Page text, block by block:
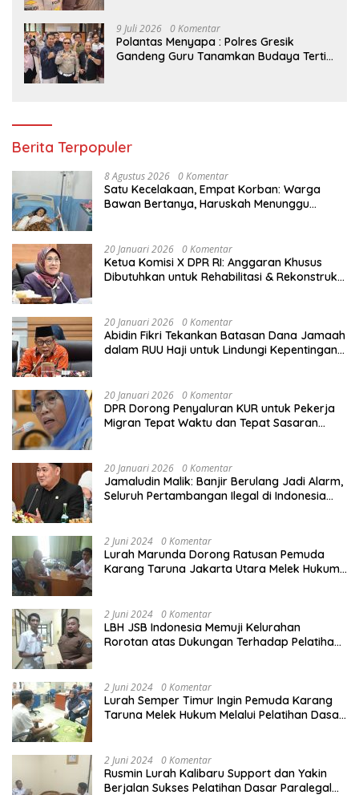
9 Juli 2026 0 Komentar
Polantas Menyapa : Polres Gresik
Gandeng Guru Tanamkan Budaya Tertib
Berita Terpopuler
8 Agustus 2026 0 Komentar
Satu Kecelakaan, Empat Korban: Warga
Bawan Bertanya, Haruskah Menunggu
20 Januari 2026 0 Komentar
Ketua Komisi X DPR RI: Anggaran Khusus
Dibutuhkan untuk Rehabilitasi & Rekonstruksi
20 Januari 2026 0 Komentar
Abidin Fikri Tekankan Batasan Dana Jamaah
dalam RUU Haji untuk Lindungi Kepentingan
20 Januari 2026 0 Komentar
DPR Dorong Penyaluran KUR untuk Pekerja
Migran Tepat Waktu dan Tepat Sasaran
20 Januari 2026 0 Komentar
Jamaludin Malik: Banjir Berulang Jadi Alarm,
Seluruh Pertambangan Ilegal di Indonesia
2 Juni 2024 0 Komentar
Lurah Marunda Dorong Ratusan Pemuda
Karang Taruna Jakarta Utara Melek Hukum
2 Juni 2024 0 Komentar
LBH JSB Indonesia Memuji Kelurahan
Rorotan atas Dukungan Terhadap Pelatihan
2 Juni 2024 0 Komentar
Lurah Semper Timur Ingin Pemuda Karang
Taruna Melek Hukum Melalui Pelatihan Dasar
2 Juni 2024 0 Komentar
Rusmin Lurah Kalibaru Support dan Yakin
Berjalan Sukses Pelatihan Dasar Paralegal